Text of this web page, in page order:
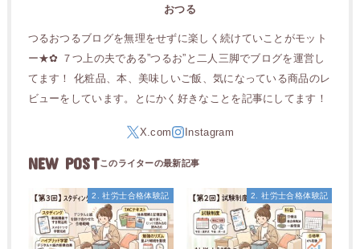
おつる
つるおつるブログを無理をせずに楽しく続けていことがモット
ー★✿ ７つ上の夫である”つるお”と二人三脚でブログを運営し
てます！ 化粧品、本、美味しいご飯、気になっている商品のレ
ビューをしています。とにかく好きなことを記事にしてます！
NEW POST
2. 社労士合格体験記 2. 社労士合格体験記